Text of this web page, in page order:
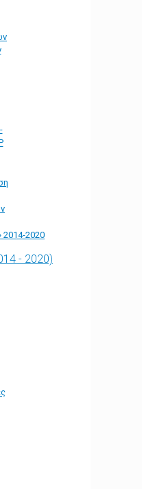
2014-2020
- 2020)